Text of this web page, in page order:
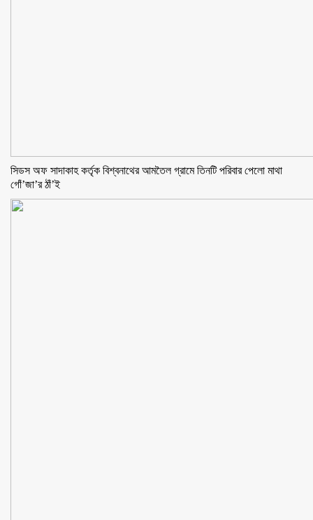
সিডস অফ সাদাকাহ কর্তৃক বিশ্বনাথের আমতৈল গ্রামে তিনটি পরিবার পেলো মাথা
গোঁ’জা’র ঠাঁ’ই